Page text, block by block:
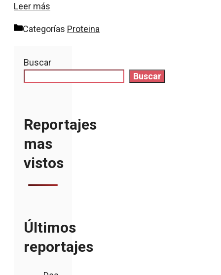
Leer más
Categorías Proteina
Buscar
Buscar
Reportajes
mas
vistos
Últimos
reportajes